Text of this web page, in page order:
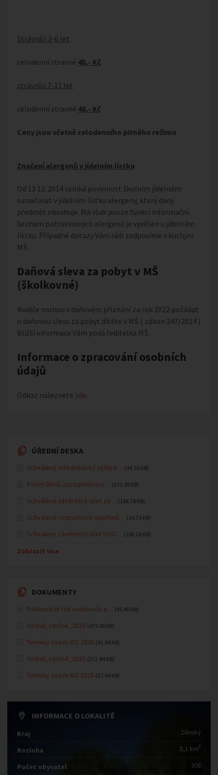
Strávníci 3-6 let
celodenní stravné 45,- Kč
strávníci 7-11 let
celodenní stravné 48,- Kč
Ceny jsou včetně celodenního pitného režimu
Značení alergenů v jídelním lístku
Od 13.12. 2014 vzniká povinnost školním jídelnám
označovat v jídelním lístku alergeny, který daný
předmět obsahuje. Má však pouze funkci informační.
Seznam potravinových alergenů je vyvěšen u jídelního
lístku. Případné dotazy Vám rádi zodpovíme v kuchyni
MŠ.
Daňová sleva za pobyt v MŠ
(školkovné)
Rodiče mohou v daňovém přiznání za rok 2022 požádat
o daňovou slevu za pobyt dítěte v MŠ ( zákon 247/2014 )
Bližší informace Vám podá ředitelka MŠ.
Informace o zpracování osobních
údajů
Odkaz naleznete zde.
ÚŘEDNÍ DESKA
Schválený střednědobý výhled… (44.50 KB)
Počet členů zastupitelstva… (231.00 KB)
Schválený závěrečný účet za… (148.78 KB)
Schválené rozpočtové opatření… (14.73 KB)
Schválený závěrečný účet DSO… (106.20 KB)
Zobrazit více
DOKUMENTY
Reklamační řád vodovodu a… (45.40 KB)
Vodné, stočné_2026 (475.06 KB)
Termíny svozu KO 2026 (91.38 KB)
Vodné, stočné_2025 (272.84 KB)
Termíny svozu KO 2025 (27.46 KB)
INFORMACE O LOKALITĚ
Kraj Zlínský
Rozloha 8,1 km2
Počet obyvatel 308